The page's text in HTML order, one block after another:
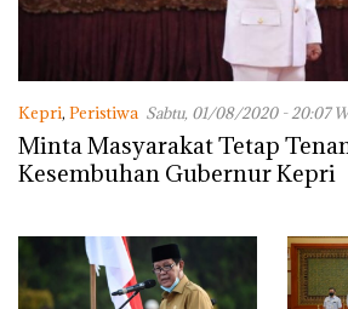
Kepri, Peristiwa Sabtu, 01/08/2020 - 20:07
Minta Masyarakat Tetap
Kesembuhan Gubernur Kepri